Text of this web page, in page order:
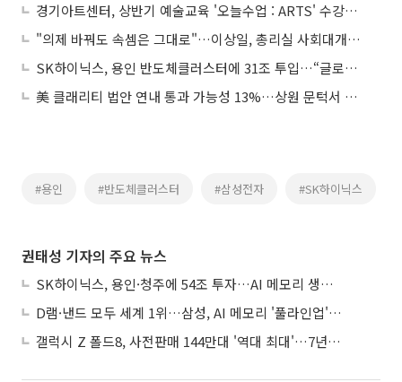
경기아트센터, 상반기 예술교육 '오늘수업 : ARTS' 수강생 모집…26일 접수 시작
"의제 바꿔도 속셈은 그대로"…이상일, 총리실 사회대개혁위 부산 토론회 정면 해부
SK하이닉스, 용인 반도체클러스터에 31조 투입…“글로벌 수요 선제 대응”
美 클래리티 법안 연내 통과 가능성 13%…상원 문턱서 제동
#용인 #반도체클러스터 #삼성전자 #SK하이닉스
권태성 기자의 주요 뉴스
SK하이닉스, 용인·청주에 54조 투자…AI 메모리 생산기지 키운다
D램·낸드 모두 세계 1위…삼성, AI 메모리 '풀라인업'으로 승부
갤럭시 Z 폴드8, 사전판매 144만대 '역대 최대'…7년만에 갤노트10 기록 넘어